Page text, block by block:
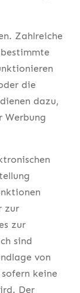
Zahlreiche
die
dazu,
Werbung
zur
zur
sind
von
keine
Der